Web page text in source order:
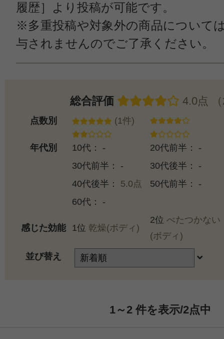
履歴］より投稿が可能です。
※多重投稿や対象外の商品について
与されませんのでご了承ください。
総合評価 4.0点
点数別 (1件)
年代別 10代： -
20代前半： -
30代前半： -
30代後半： -
40代後半： 5.0点
50代前半： -
60代： -
感じた効能 1位 乾燥(ボディ)
2位 べたつかない
(ボディ)
並び替え
1～2件を表示/2点中